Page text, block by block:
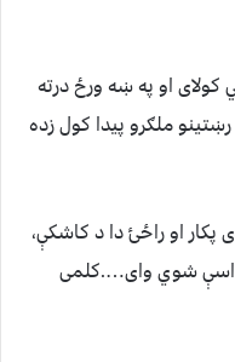
او په ښه ورځ درته
ملګرو پیدا کول زده
او راځئ دا د کاشکې،
شوي وای….کلمی